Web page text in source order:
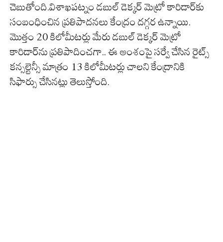
చెబుతోంది.విశాఖపట్నం డబుల్‌ డెక్కర్‌ మెట్రో కారిడార్‌‌కు
సంబంధించిన ప్రతిపాదనలు కేంద్రం దగ్గర ఉన్నాయి.
మొత్తం 20 కిలోమీటర్లు మేరు డబుల్ డెక్కర్ మెట్రో
కారిడార్‌ను ప్రతిపాదించగా.. ఈ అంశంపై సర్వే చేసిన రైట్స్
కన్సల్టెన్సీ మాత్రం 13 కిలోమీటర్లు చాలని కేంద్రానికి
సిఫార్సు చేసినట్లు తెలుస్తోంది.